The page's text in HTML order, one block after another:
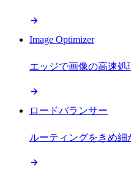
Image Optimizer
エッジで画像の高速処
ロードバランサー
ルーティングをきめ